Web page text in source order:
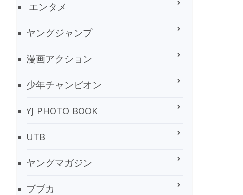
エンタメ
ヤングジャンプ
漫画アクション
少年チャンピオン
YJ PHOTO BOOK
UTB
ヤングマガジン
ブブカ